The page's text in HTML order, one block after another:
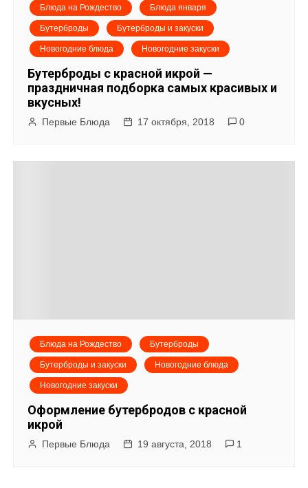
Блюда на Рождество Блюда января
Бутерброды Бутерброды и закуски
Новогодние блюда Новогодние закуски
Бутерброды с красной икрой —
праздничная подборка самых красивых и
вкусных!
Первые Блюда 17 октября, 2018 0
Блюда на Рождество Бутерброды
Бутерброды и закуски Новогодние блюда
Новогодние закуски
Оформление бутербродов с красной
икрой
Первые Блюда 19 августа, 2018 1